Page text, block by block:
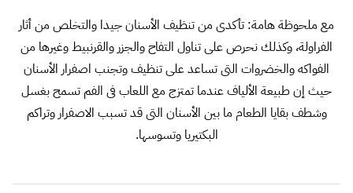
مع ملحوظة هامة: تأكدى من تنظيف الأسنان جيدا والتخلص من أثار
الفراولة، وكذلك نحرص على تناول التفاح والجزر والقرنبيط وغيرها من
الفواكه والخضروات التى تساعد على تنظيف وتجنب اصفرار الأسنان
حيث إن طبيعة الألياف عندما تمتزج مع اللعاب فى الفم تسمح بغسل
وشطف بقايا الطعام ما بين الأسنان التى قد تسبب الاصفرار وتراكم
البكتيريا وتسوسها.